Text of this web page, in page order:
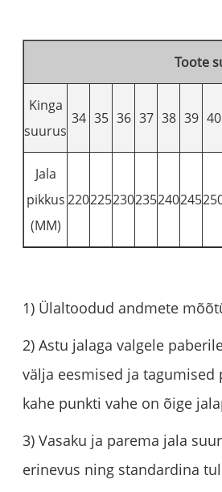
Toote
Kinga
suurus
34 35 36 37 38 39 40
Jala
pikkus
(MM)
220225230235240245
1) Ülaltoodud andmete
2) Astu jalaga valgele
välja eesmised ja tagumised
kahe punkti vahe on õige
3) Vasaku ja parema jala
erinevus ning standardina